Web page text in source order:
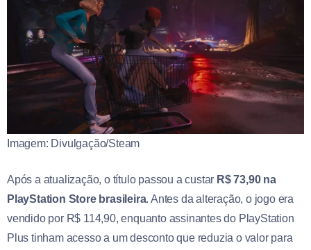
Imagem: Divulgação/Steam
Após a atualização, o título passou a custar R$ 73,90 na
PlayStation Store brasileira. Antes da alteração, o jogo era
vendido por R$ 114,90, enquanto assinantes do PlayStation
Plus tinham acesso a um desconto que reduzia o valor para